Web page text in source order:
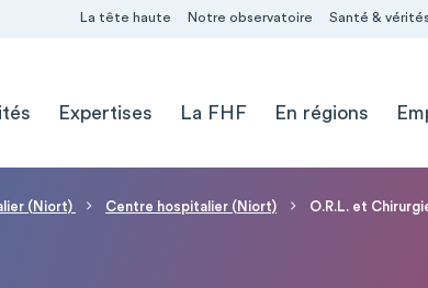
La tête haute Notre observatoire Santé & vérités
Expertises La FHF En régions
(Niort) Centre hospitalier (Niort) O.R.L. et